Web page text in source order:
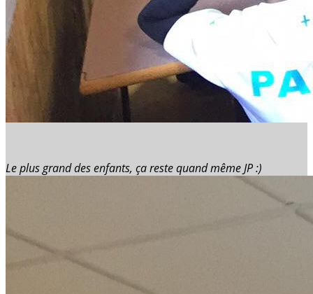
Le plus grand des enfants, ça reste quand même JP :)